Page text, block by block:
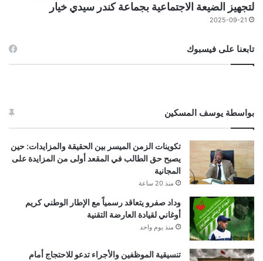
لتجهيز الضيعة الاجتماعية بجماعة كندر سيدي خيار
2025-09-21
تابعنا على فيسبوك
بواسطة يوسف المسكين
تكوينات الزمن الميسر بين الحقيقة والمزايدات: حين
يصبح حق الطالب في المقعد أولى من المزايدة على
المجانية
منذ 20 ساعة
وداد صفرو يتعاقد رسمياً مع الإطار الوطني كريم
أوغاني لقيادة العارضة التقنية
منذ يوم واحد
تنسيقية الموظفين والأجراء تدعو للاحتجاج أمام